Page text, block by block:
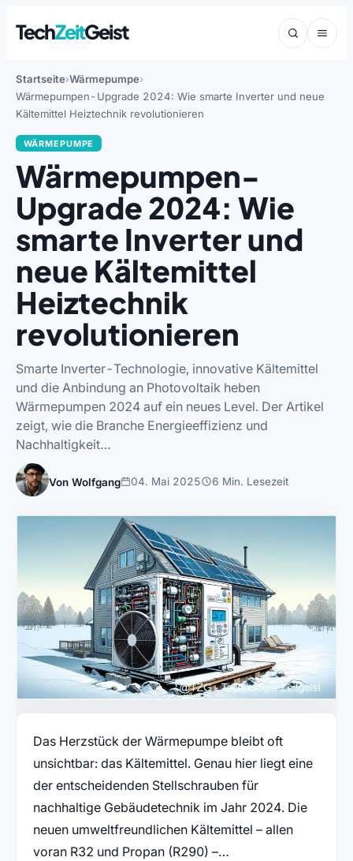
TechZeitGeist
Startseite Wärmepumpe
Wärmepumpen-Upgrade 2024: Wie smarte Inverter und neue
Kältemittel Heiztechnik revolutionieren
WÄRMEPUMPE
Wärmepumpen-
Upgrade 2024: Wie
smarte Inverter und
neue Kältemittel
Heiztechnik
revolutionieren
Smarte Inverter-Technologie, innovative Kältemittel
und die Anbindung an Photovoltaik heben
Wärmepumpen 2024 auf ein neues Level. Der Artikel
zeigt, wie die Branche Energieeffizienz und
Nachhaltigkeit…
Von Wolfgang 04. Mai 2025 6 Min. Lesezeit
Das Herzstück der Wärmepumpe bleibt oft
unsichtbar: das Kältemittel. Genau hier liegt eine
der entscheidenden Stellschrauben für
nachhaltige Gebäudetechnik im Jahr 2024. Die
neuen umweltfreundlichen Kältemittel – allen
voran R32 und Propan (R290) –…